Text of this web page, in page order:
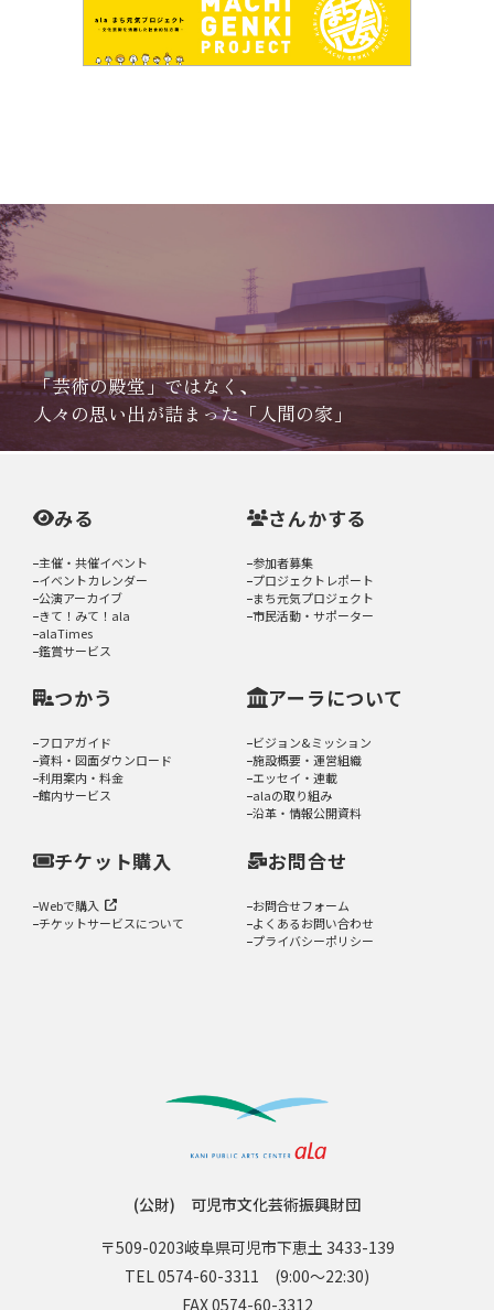
「芸術の殿堂」ではなく、
人々の思い出が詰まった「人間の家」
みる
主催・共催イベント
イベントカレンダー
公演アーカイブ
きて！みて！ala
alaTimes
鑑賞サービス
さんかする
参加者募集
プロジェクトレポート
まち元気プロジェクト
市民活動・サポーター
つかう
フロアガイド
資料・図面ダウンロード
利用案内・料金
館内サービス
アーラについて
ビジョン&ミッション
施設概要・運営組織
エッセイ・連載
alaの取り組み
沿革・情報公開資料
チケット購入
Webで購入
チケットサービスについて
お問合せ
お問合せフォーム
よくあるお問い合わせ
プライバシーポリシー
(公財) 可児市文化芸術振興財団
〒509-0203岐阜県可児市下恵土 3433-139
TEL 0574-60-3311 (9:00〜22:30)
FAX 0574-60-3312